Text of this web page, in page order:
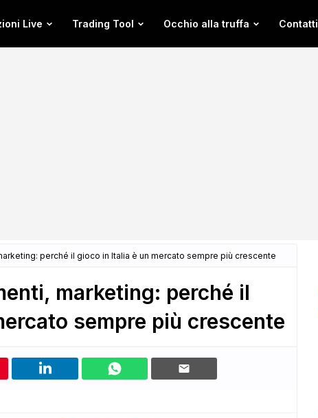
Live Trading Tool Occhio alla truffa Contatti
perché il gioco in Italia è un mercato sempre più crescente
marketing: perché il
sempre più crescente